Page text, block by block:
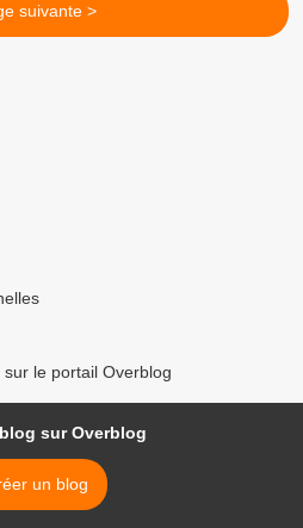
suivante >
le portail Overblog
sur Overblog
un blog